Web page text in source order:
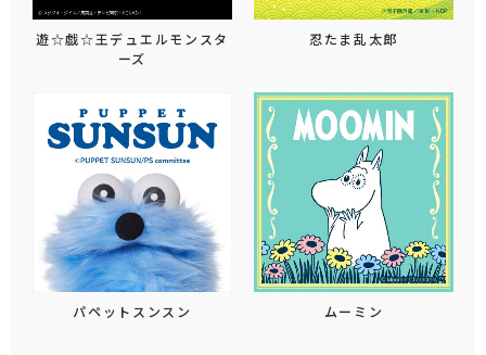
遊☆戯☆王デュエルモンスタ
ーズ
忍たま乱太郎
パペットスンスン ムーミン